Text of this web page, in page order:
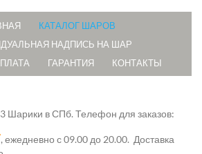
КАТАЛОГ ШАРОВ
НАДПИСЬ НА ШАР
ГАРАНТИЯ КОНТАКТЫ
Шарики в СПб.Телефон для заказов:
, ежедневно с 09.00 до 20.00. Доставка